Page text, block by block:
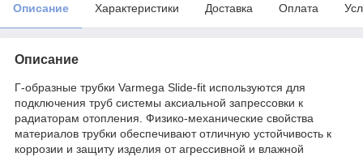
Описание Характеристики Доставка Оплата
Описание
Г-образные трубки Varmega Slide-fit используются для
подключения труб системы аксиальной запрессовки к
радиаторам отопления. Физико-механические свойства
материалов трубки обеспечивают отличную устойчивость к
коррозии и защиту изделия от агрессивной и влажной